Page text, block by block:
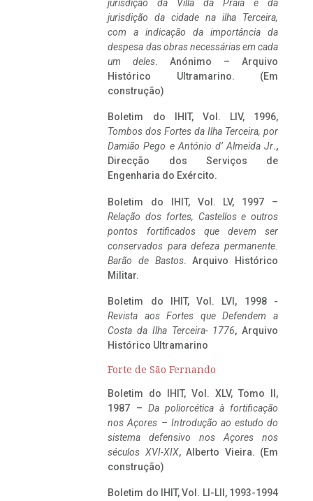
jurisdição da Villa da Praia e da
jurisdição da cidade na ilha Terceira,
com a indicação da importância da
despesa das obras necessárias em cada
um deles. Anónimo – Arquivo
Histórico Ultramarino. (Em
construção)
Boletim do IHIT, Vol. LIV, 1996,
Tombos dos Fortes da Ilha Terceira, por
Damião Pego e António d’ Almeida Jr.,
Direcção dos Serviços de
Engenharia do Exército.
Boletim do IHIT, Vol. LV, 1997 –
Relação dos fortes, Castellos e outros
pontos fortificados que devem ser
conservados para defeza permanente.
Barão de Bastos. Arquivo Histórico
Militar.
Boletim do IHIT, Vol. LVI, 1998 -
Revista aos Fortes que Defendem a
Costa da Ilha Terceira- 1776, Arquivo
Histórico Ultramarino
Forte de São Fernando
Boletim do IHIT, Vol. XLV, Tomo II,
1987 – Da poliorcética à fortificação
nos Açores – Introdução ao estudo do
sistema defensivo nos Açores nos
séculos XVI-XIX, Alberto Vieira. (Em
construção)
Boletim do IHIT, Vol. LI-LII, 1993-1994